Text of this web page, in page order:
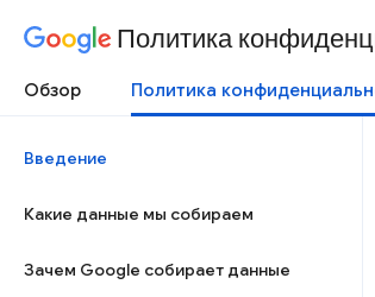
Политика
Обзор Политика
Введение
Какие данные мы собираем
Зачем Google собирает данные